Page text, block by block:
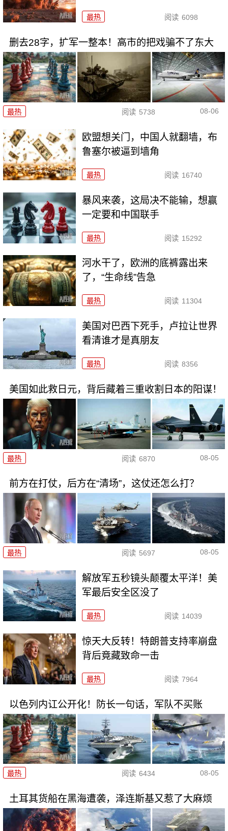
最热 阅读 6098
删去28字，扩军一整本！高市的把戏骗不了东大
最热 阅读 5738 08-06
欧盟想关门，中国人就翻墙，布
鲁塞尔被逼到墙角
最热 阅读 16740
暴风来袭，这局决不能输，想赢
一定要和中国联手
最热 阅读 15292
河水干了，欧洲的底裤露出来
了，“生命线”告急
最热 阅读 11304
美国对巴西下死手，卢拉让世界
看清谁才是真朋友
最热 阅读 8356
美国如此救日元，背后藏着三重收割日本的阳谋！
最热 阅读 6870 08-05
前方在打仗，后方在“清场”，这仗还怎么打？
最热 阅读 5697 08-05
解放军五秒镜头颠覆太平洋！美
军最后安全区没了
最热 阅读 14039
惊天大反转！特朗普支持率崩盘
背后竟藏致命一击
最热 阅读 7964
以色列内讧公开化！防长一句话，军队不买账
最热 阅读 6434 08-05
土耳其货船在黑海遭袭，泽连斯基又惹了大麻烦